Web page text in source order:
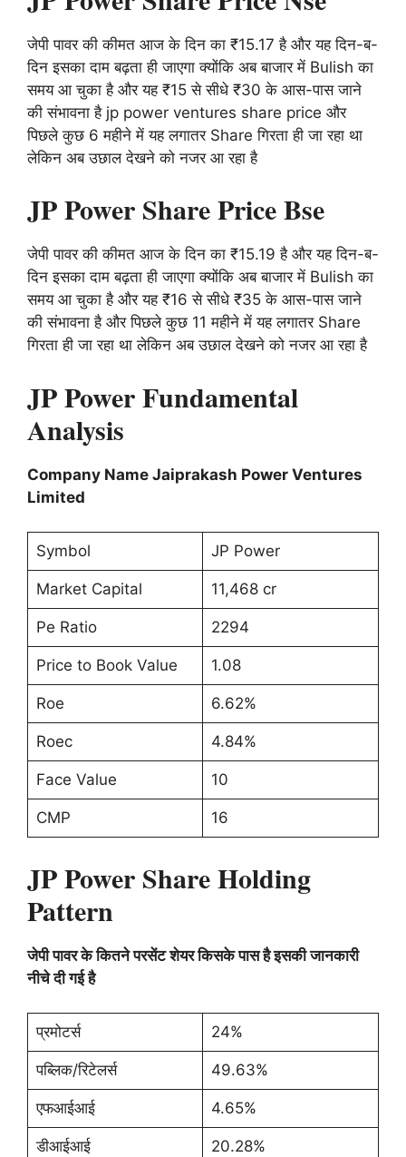
जेपी पावर की कीमत आज के दिन का ₹15.17 है और यह दिन-ब-
दिन इसका दाम बढ़ता ही जाएगा क्योंकि अब बाजार में Bulish का
समय आ चुका है और यह ₹15 से सीधे ₹30 के आस-पास जाने
की संभावना है jp power ventures share price और
पिछले कुछ 6 महीने में यह लगातर Share गिरता ही जा रहा था
लेकिन अब उछाल देखने को नजर आ रहा है
JP Power Share Price Bse
जेपी पावर की कीमत आज के दिन का ₹15.19 है और यह दिन-ब-
दिन इसका दाम बढ़ता ही जाएगा क्योंकि अब बाजार में Bulish का
समय आ चुका है और यह ₹16 से सीधे ₹35 के आस-पास जाने
की संभावना है और पिछले कुछ 11 महीने में यह लगातर Share
गिरता ही जा रहा था लेकिन अब उछाल देखने को नजर आ रहा है
JP Power Fundamental
Analysis
Company Name Jaiprakash Power Ventures
Limited
Symbol JP Power
Market Capital 11,468 cr
Pe Ratio 2294
Price to Book Value 1.08
Roe 6.62%
Roec 4.84%
Face Value 10
CMP 16
JP Power Share Holding
Pattern
जेपी पावर के कितने परसेंट शेयर किसके पास है इसकी जानकारी
नीचे दी गई है
प्रमोटर्स 24%
पब्लिक/रिटेलर्स 49.63%
एफआईआई 4.65%
डीआईआई 20.28%